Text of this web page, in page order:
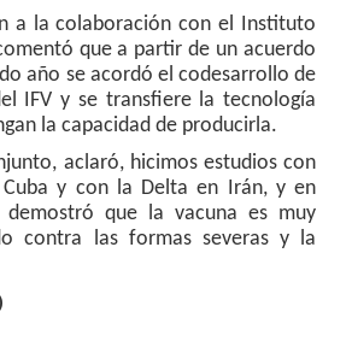
a la colaboración con el Instituto
que a partir de un acuerdo
año se acordó el codesarrollo de
IFV y se transfiere la tecnología
la capacidad de producirla.
aclaró, hicimos estudios con
y con la Delta en Irán, y en
demostró que la vacuna es muy
contra las formas severas y la